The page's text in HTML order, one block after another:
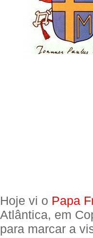
Hoje vi o Papa
Atlântica, em
para marcar a